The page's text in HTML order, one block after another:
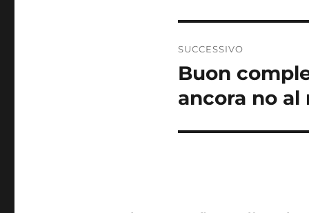
SUCCESSIVO
Articolo
Buon
ancora no